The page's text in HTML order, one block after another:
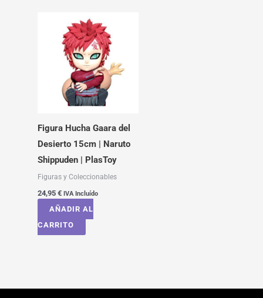
Figura Hucha Gaara del
Desierto 15cm | Naruto
Shippuden | PlasToy
Figuras y Coleccionables
24,95 € IVA Incluído
AÑADIR AL
CARRITO